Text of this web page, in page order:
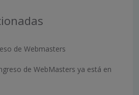
de Webmasters
de WebMasters ya está en